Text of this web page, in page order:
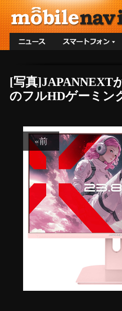
[写真]JAPANNEXT
のフルHDゲーミン
«前